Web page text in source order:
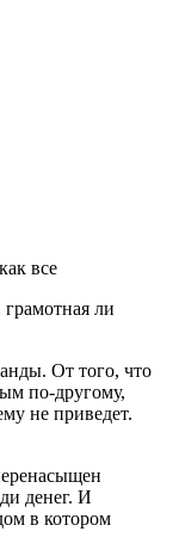
все
ли
От того, что
по-другому,
не приведет.
денег. И
в котором